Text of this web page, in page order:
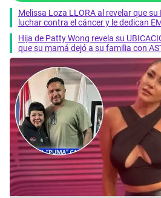
Melissa Loza LLORA al revelar que
luchar contra el cáncer y le dedican
Hija de Patty Wong revela su
que su mamá dejó a su familia con